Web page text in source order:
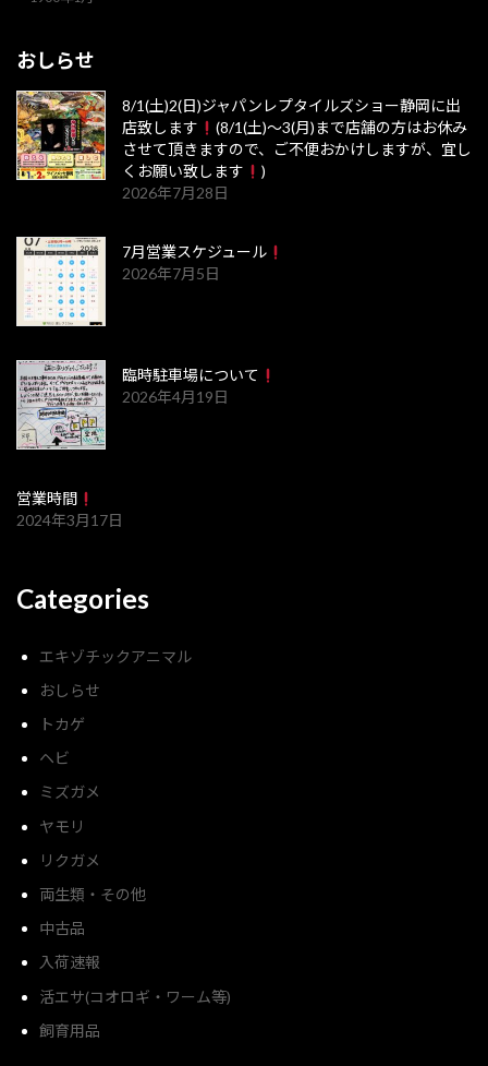
おしらせ
8/1(土)2(日)ジャパンレプタイルズショー静岡に出
店致します
(8/1(土)～3(月)まで店舗の方はお休み
させて頂きますので、ご不便おかけしますが、宜し
くお願い致します
)
2026年7月28日
7月営業スケジュール
2026年7月5日
臨時駐車場について
2026年4月19日
営業時間
2024年3月17日
Categories
エキゾチックアニマル
おしらせ
トカゲ
ヘビ
ミズガメ
ヤモリ
リクガメ
両生類・その他
中古品
入荷速報
活エサ(コオロギ・ワーム等)
飼育用品